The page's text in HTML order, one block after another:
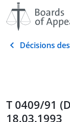
Décisions
T 0409/91
18.03.1993